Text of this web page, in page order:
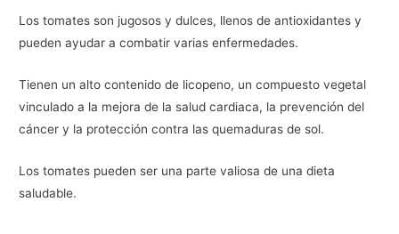
Los tomates son jugosos y dulces, llenos de antioxidantes y
pueden ayudar a combatir varias enfermedades.
Tienen un alto contenido de licopeno, un compuesto vegetal
vinculado a la mejora de la salud cardiaca, la prevención del
cáncer y la protección contra las quemaduras de sol.
Los tomates pueden ser una parte valiosa de una dieta
saludable.